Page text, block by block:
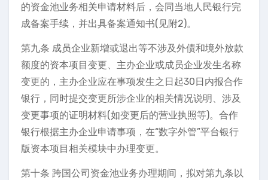
的资金池业务相关申请材料后，会同当地人民银行完
成备案手续，并出具备案通知书(见附2)。
第九条 成员企业新增或退出等不涉及外债和境外放款
额度的资本项目变更、主办企业或成员企业发生名称
变更的，主办企业应在事项发生之日起30日内报合作
银行，同时提交变更所涉企业的相关情况说明、涉及
变更事项的证明材料(如变更后的营业执照等)。合作
银行根据主办企业申请事项，在“数字外管”平台银行
版资本项目相关模块中办理变更。
第十条 跨国公司资金池业务办理期间，拟对第九条以